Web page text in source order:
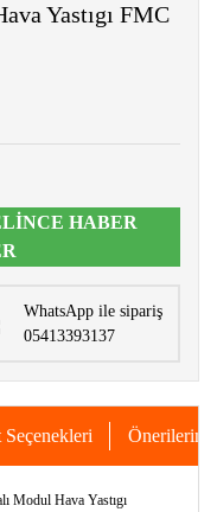
Yastıgı FMC
HABER
WhatsApp ile sipariş
05413393137
Seçenekleri Önerileriniz
Modul Hava Yastıgı